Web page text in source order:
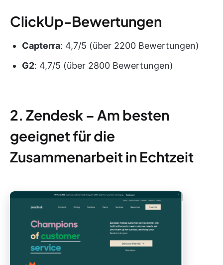
ClickUp-Bewertungen
Capterra: 4,7/5 (über 2200 Bewertungen)
G2: 4,7/5 (über 2800 Bewertungen)
2. Zendesk – Am besten
geeignet für die
Zusammenarbeit in Echtzeit